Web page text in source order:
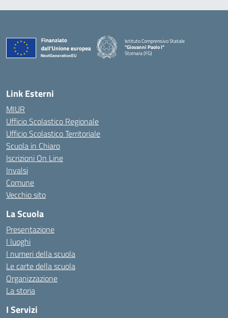
Istituto Comprensivo Statale
"Giovanni Paolo I"
Stornara (FG)
Link Esterni
MIUR
Ufficio Scolastico Regionale
Ufficio Scolastico Territoriale
Scuola in Chiaro
Iscrizioni On Line
Invalsi
Comune
Vecchio sito
La Scuola
Presentazione
I luoghi
I numeri della scuola
Le carte della scuola
Organizzazione
La storia
I Servizi